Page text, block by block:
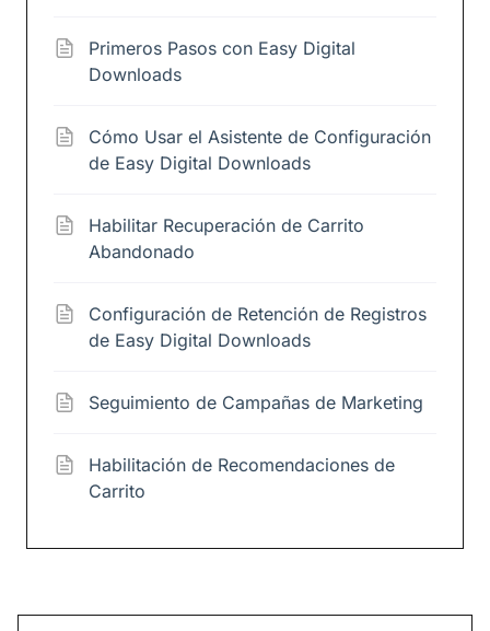
Primeros Pasos con Easy Digital
Downloads
Cómo Usar el Asistente de Configuración
de Easy Digital Downloads
Habilitar Recuperación de Carrito
Abandonado
Configuración de Retención de Registros
de Easy Digital Downloads
Seguimiento de Campañas de Marketing
Habilitación de Recomendaciones de
Carrito